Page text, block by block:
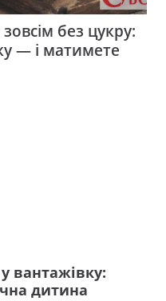
без цукру:
— і матимете
вантажівку:
дитина